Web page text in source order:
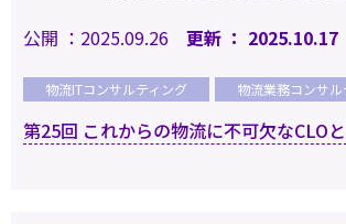
公開 ：2025.09.26 更新 ： 2025.10.17
物流ITコンサルティング 物流業務コンサル
第25回 これからの物流に不可欠なCLO